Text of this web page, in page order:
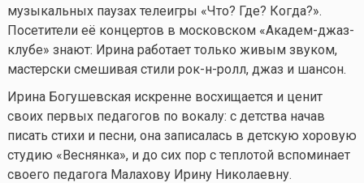
музыкальных паузах телеигры «Что? Где? Когда?».
Посетители её концертов в московском «Академ-джаз-
клубе» знают: Ирина работает только живым звуком,
мастерски смешивая стили рок-н-ролл, джаз и шансон.
Ирина Богушевская искренне восхищается и ценит
своих первых педагогов по вокалу: с детства начав
писать стихи и песни, она записалась в детскую хоровую
студию «Веснянка», и до сих пор с теплотой вспоминает
своего педагога Малахову Ирину Николаевну.